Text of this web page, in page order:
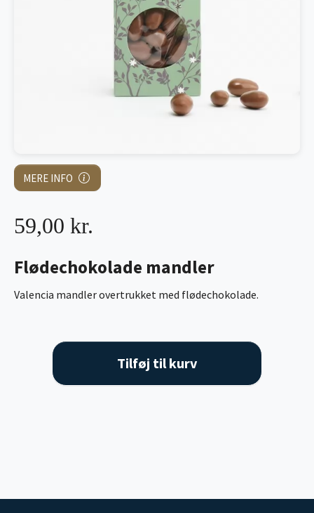
MERE INFO
Flødechokolade mandler
Valencia mandler overtrukket med flødechokolade.
59,00 kr.
Tilføj til kurv